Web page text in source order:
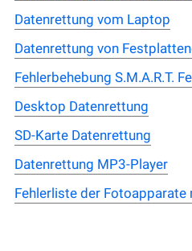
Datenrettung vom Laptop
Datenrettung von
Fehlerbehebung S.M.A.R.T.
Desktop Datenrettung
SD-Karte Datenrettung
Datenrettung MP3-Player
Fehlerliste der Fotoapparate